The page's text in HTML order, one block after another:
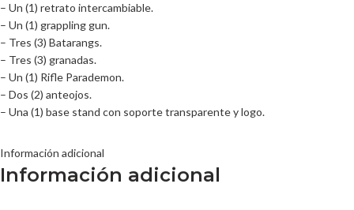
– Un (1) retrato intercambiable.
– Un (1) grappling gun.
– Tres (3) Batarangs.
– Tres (3) granadas.
– Un (1) Rifle Parademon.
– Dos (2) anteojos.
– Una (1) base stand con soporte transparente y logo.
Información adicional
Información adicional